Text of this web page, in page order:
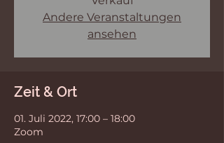
Andere Veranstaltungen
ansehen
Zeit & Ort
01. Juli 2022, 17:00 – 18:00
Zoom